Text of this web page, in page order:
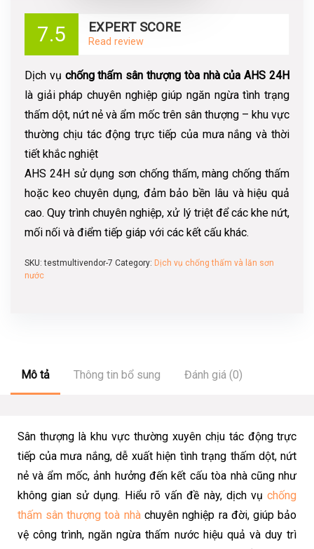
7.5 EXPERT SCORE
Read review
Dịch vụ chống thấm sân thượng tòa nhà của AHS 24H
là giải pháp chuyên nghiệp giúp ngăn ngừa tình trạng
thấm dột, nứt nẻ và ẩm mốc trên sân thượng – khu vực
thường chịu tác động trực tiếp của mưa nắng và thời
tiết khắc nghiệt
AHS 24H sử dụng sơn chống thấm, màng chống thấm
hoặc keo chuyên dụng, đảm bảo bền lâu và hiệu quả
cao. Quy trình chuyên nghiệp, xử lý triệt để các khe nứt,
mối nối và điểm tiếp giáp với các kết cấu khác.
SKU:testmultivendor-7 Category: Dịch vụ chống thấm và lăn sơn
nước
Mô tả Thông tin bổ sung Đánh giá (0)
Sân thượng là khu vực thường xuyên chịu tác động trực
tiếp của mưa nắng, dễ xuất hiện tình trạng thấm dột, nứt
nẻ và ẩm mốc, ảnh hưởng đến kết cấu tòa nhà cũng như
không gian sử dụng. Hiểu rõ vấn đề này, dịch vụchống
thấm sân thượng toà nhàchuyên nghiệp ra đời, giúp bảo
vệ công trình, ngăn ngừa thấm nước hiệu quả và duy trì